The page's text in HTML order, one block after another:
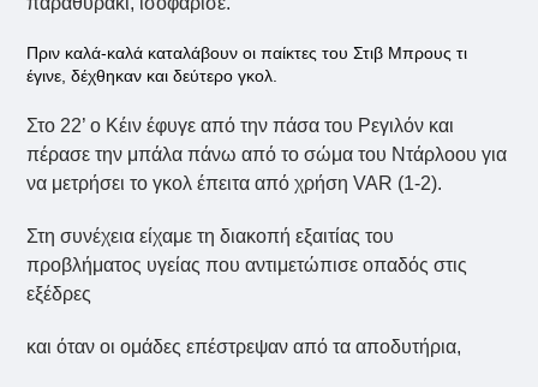
Πριν καλά-καλά καταλάβουν οι παίκτες του Στιβ Μπρους τι
έγινε, δέχθηκαν και δεύτερο γκολ.
Στο 22’ ο Κέιν έφυγε από την πάσα του Ρεγιλόν και
πέρασε την μπάλα πάνω από το σώμα του Ντάρλοου για
να μετρήσει το γκολ έπειτα από χρήση VAR (1-2).
Στη συνέχεια είχαμε τη διακοπή εξαιτίας του
προβλήματος υγείας που αντιμετώπισε οπαδός στις
εξέδρες
και όταν οι ομάδες επέστρεψαν από τα αποδυτήρια,